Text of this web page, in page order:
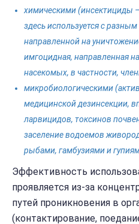
химическими (инсектициды
здесь используется с
направленной на
имгоцидная, направленная
насекомых, в частности,
микробиологическими
медицинской дезинсекции,
ларвицидов, токсинов
заселение водоемов
рыбами, гамбузиями и
Эффективность
проявляется из-за
путей проникновения в
(контактирование,